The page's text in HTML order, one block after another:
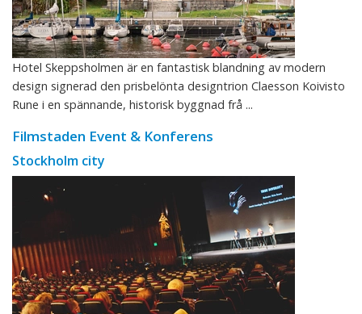
Hotel Skeppsholmen är en fantastisk blandning av modern
design signerad den prisbelönta designtrion Claesson Koivisto
Rune i en spännande, historisk byggnad frå ...
Filmstaden Event & Konferens
Stockholm city